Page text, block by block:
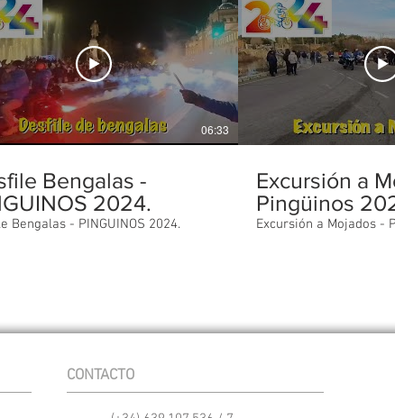
06:33
Bengalas -
2024.
Bengalas - PINGUINOS 2024.
Excursión a
Pingüinos
Excursión a Mojados -
CONTACTO